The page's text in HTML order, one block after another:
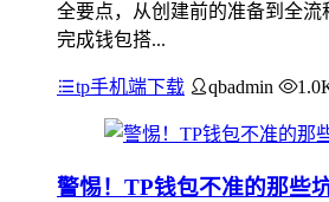
全要点，从创建前的准备到全流
完成钱包搭...
tp手机端下载 qbadmin
警惕！TP钱包不准的那些